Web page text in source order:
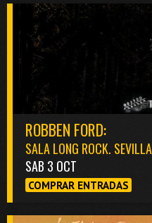
ROBBEN FORD:
SALA LONG ROCK. SEVILLA
SAB 3 OCT
COMPRAR ENTRADAS